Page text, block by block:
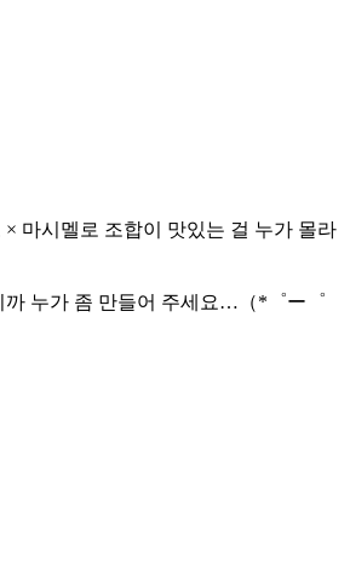
마시멜로 조합이 맛있는 걸 누가 몰라
까 누가 좀 만들어 주세요…（*゜ー゜